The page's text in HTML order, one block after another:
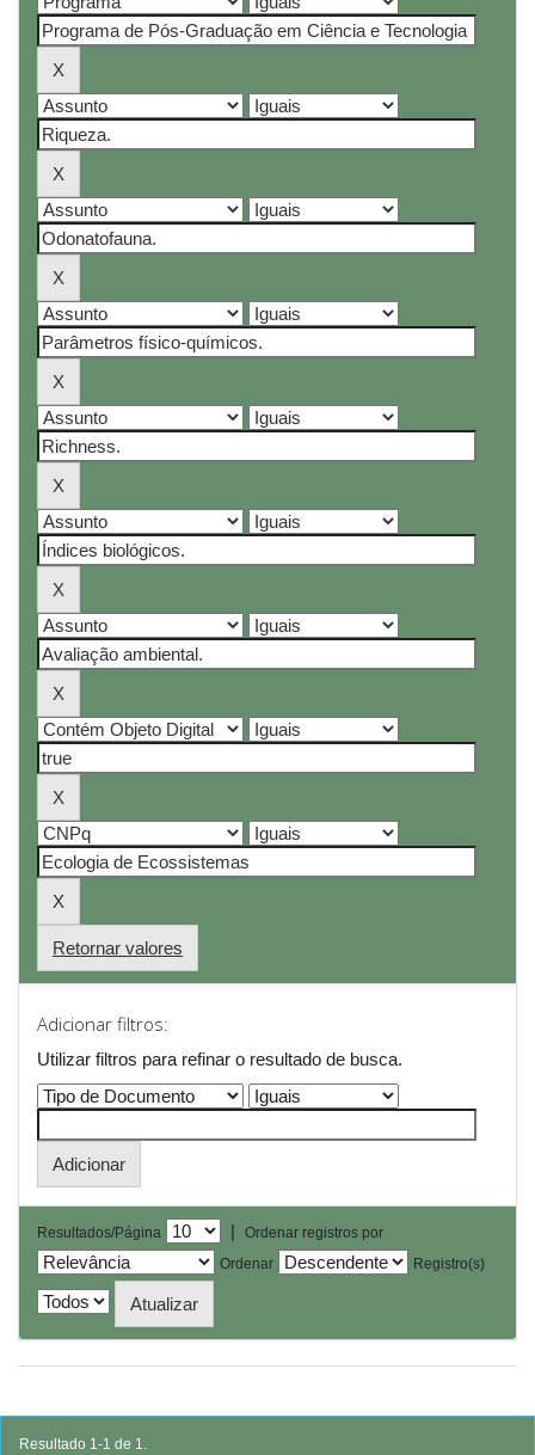
Retornar valores
Adicionar filtros:
Utilizar filtros para refinar o resultado de busca.
Resultados/Página |
Ordenar registros por
Ordenar
Registro(s)
Resultado 1-1 de 1.